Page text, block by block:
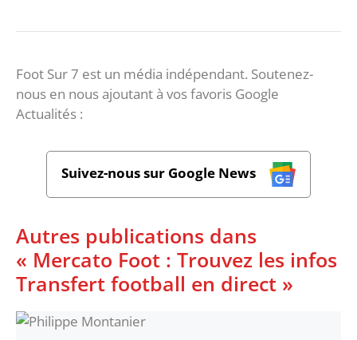
Foot Sur 7 est un média indépendant. Soutenez-
nous en nous ajoutant à vos favoris Google
Actualités :
Suivez-nous sur Google News
Autres publications dans
« Mercato Foot : Trouvez les infos
Transfert football en direct »